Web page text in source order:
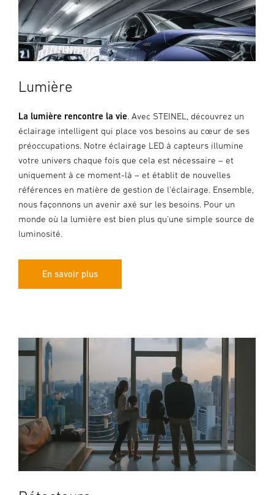
Lumière
La lumière rencontre la vie. Avec STEINEL, découvrez un
éclairage intelligent qui place vos besoins au cœur de ses
préoccupations. Notre éclairage LED à capteurs illumine
votre univers chaque fois que cela est nécessaire – et
uniquement à ce moment-là – et établit de nouvelles
références en matière de gestion de l'éclairage. Ensemble,
nous façonnons un avenir axé sur les besoins. Pour un
monde où la lumière est bien plus qu'une simple source de
luminosité.
En savoir plus